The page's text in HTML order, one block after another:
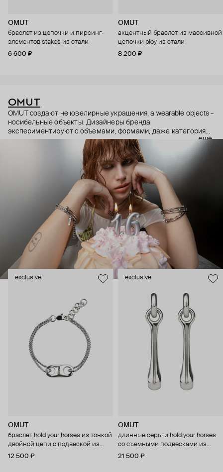
OMUT
браслет из цепочки и пирсинг-
элементов stakes из стали
6 600 ₽
OMUT
акцентный браслет из массивной
цепочки ploy из стали
8 200 ₽
OMUT
OMUT создают не ювелирные украшения, а wearable objects –
носибельные объекты. Дизайнеры бренда
экспериментируют с объемами, формами, даже категориями
украшений (цепи – не только на шею, но и на тело). В
результате получаются лаконичные украшения, но всегда с
неожиданными деталями: колье с пирсингом, шипованные
сердца и серьги-цепи. Украшения OMUT носят стилисты,
музыкальные исполнители и лидеры мнений: Алексей
Сухарев, Андрей Toxi$, Валя Карнавал и многие другие.
Эксклюзивно для Poison Drop бренд выпустил коллекцию
HOLD YOUR HORSES (Придержи своих коней),
вдохновленную удилами для контроля лошадей: не через
силу, а через точность давления.
ещё
exclusive
OMUT
браслет hold your horses из тонкой
двойной цепи с подвеской из
бронзы с родиевым покрытием
12 500 ₽
exclusive
OMUT
длинные серьги hold your horses
со съемными подвесками из
бронзы с родиевым покрытием
21 500 ₽